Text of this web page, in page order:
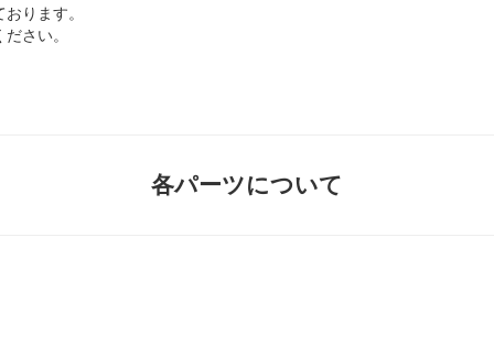
ります。
さい。
各パーツについて